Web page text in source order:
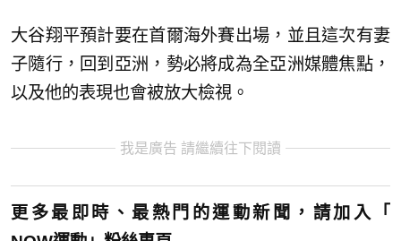
大谷翔平預計要在首爾海外賽出場，並且這次有妻
子隨行，回到亞洲，勢必將成為全亞洲媒體焦點，
以及他的表現也會被放大檢視。
我是廣告 請繼續往下閱讀
更多最即時、最熱門的運動新聞，請加入「